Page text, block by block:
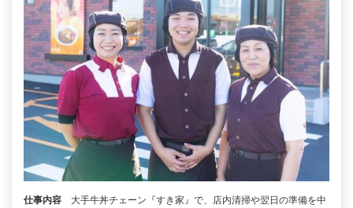
仕事内容
大手牛丼チェーン『すき家』で、店内清掃や翌日の準備を中